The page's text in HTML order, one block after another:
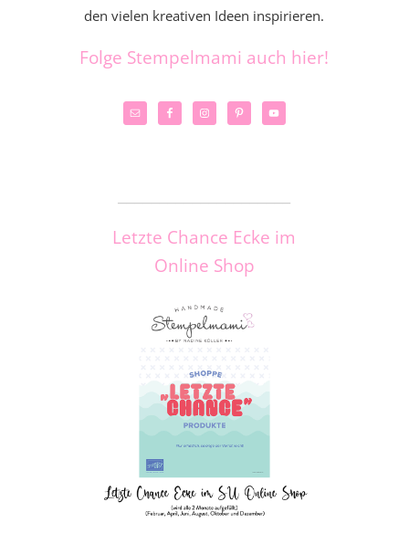
den vielen kreativen Ideen inspirieren.
Folge Stempelmami auch hier!
Letzte Chance Ecke im
Online Shop